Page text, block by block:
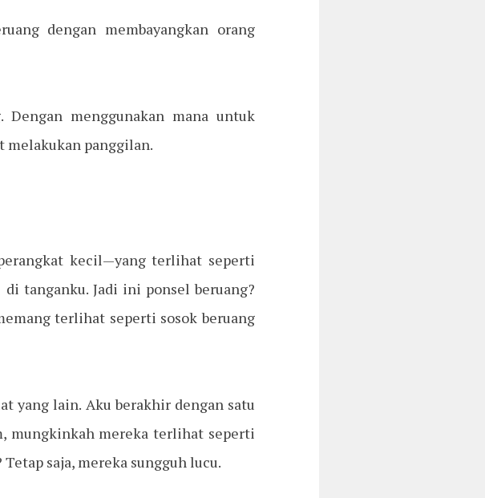
dengan membayangkan orang
Dengan menggunakan mana untuk
melakukan panggilan.
kecil—yang terlihat seperti
tanganku. Jadi ini ponsel beruang?
terlihat seperti sosok beruang
yang lain. Aku berakhir dengan satu
mungkinkah mereka terlihat seperti
saja, mereka sungguh lucu.